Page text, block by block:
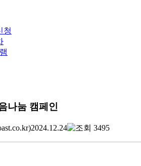
청
나눔 캠페인
2024.12.24 3495